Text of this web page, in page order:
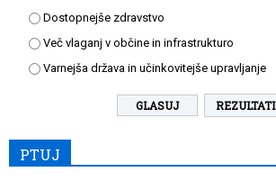
Dostopnejše zdravstvo
Več vlaganj v občine in infrastrukturo
Varnejša država in učinkovitejše upravljanje
REZULTATI
PTUJ